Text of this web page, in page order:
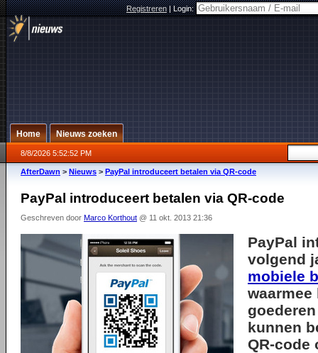
Registreren|Login:
Home Nieuws zoeken
8/8/2026 5:52:52 PM
AfterDawn > Nieuws > PayPal introduceert betalen via QR-code
PayPal introduceert betalen via QR-code
Geschreven door Marco Korthout @ 11 okt. 2013 21:36
PayPal
volgend
mobiele
kunnen
QR-code